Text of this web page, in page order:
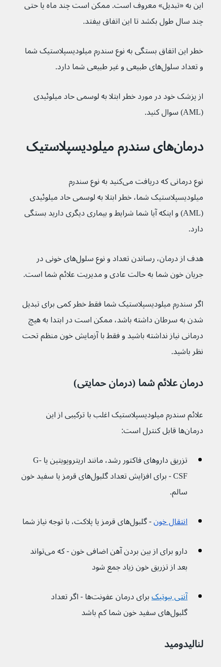
این به «تبدیل» معروف است. ممکن است چند ماه یا حتی
چند سال طول بکشد تا این اتفاق بیفتد.
خطر این اتفاق بستگی به نوع سندرم میلودیسپلاستیک شما
و تعداد سلول‌های طبیعی و غیر طبیعی شما دارد.
از پزشک خود در مورد خطر ابتلا به لوسمی حاد میلوئیدی
(AML) سوال کنید.
درمان‌های سندرم میلودیسپلاستیک
نوع درمانی که دریافت می‌کنید به نوع سندرم
میلودیسپلاستیک شما، خطر ابتلا به لوسمی حاد میلوئیدی
(AML) و اینکه آیا شما شرایط و بیماری دیگری دارید بستگی
دارد.
هدف از درمان، رساندن تعداد و نوع سلول‌های خونی در
جریان خون شما به حالت عادی و مدیریت علائم شما است.
اگر سندرم میلودیسپلاستیک شما فقط خطر کمی برای تبدیل
شدن به سرطان داشته باشد، ممکن است در ابتدا به هیچ
درمانی نیاز نداشته باشید و فقط با آزمایش خون منظم تحت
نظر باشید.
درمان علائم شما (درمان حمایتی)
علائم سندرم میلودیسپلاستیک اغلب با ترکیبی از این
درمان‌ها قابل کنترل است:
تزریق داروهای فاکتور رشد، مانند اریتروپویتین یا G-
CSF - برای افزایش تعداد گلبول‌های قرمز یا سفید خون
سالم.
انتقال خون - گلبول‌های قرمز یا پلاکت، با توجه نیاز شما
دارو برای از بین بردن آهن اضافی خون - که می‌تواند
بعد از تزریق خون زیاد جمع شود
آنتی بیوتیک
برای درمان عفونت‌ها - اگر تعداد
گلبول‌های سفید خون شما کم باشد
لنالیدومید